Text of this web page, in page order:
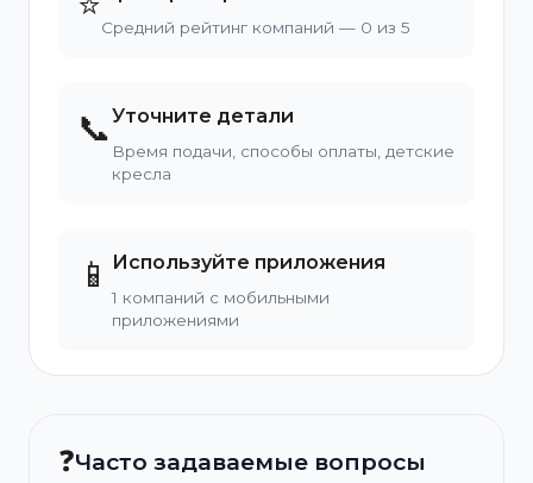
Средний рейтинг компаний — 0 из 5
📞Уточните детали
Время подачи, способы оплаты, детские
кресла
📱 Используйте приложения
1 компаний с мобильными
приложениями
❓Часто задаваемые вопросы